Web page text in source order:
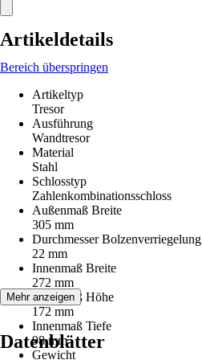
Artikeldetails
Bereich überspringen
Artikeltyp
Tresor
Ausführung
Wandtresor
Material
Stahl
Schlosstyp
Zahlenkombinationsschloss
Außenmaß Breite
305 mm
Durchmesser Bolzenverriegelung
22 mm
Innenmaß Breite
272 mm
Innenmaß Höhe
172 mm
Innenmaß Tiefe
98 mm
Gewicht
Mehr anzeigen
Datenblätter